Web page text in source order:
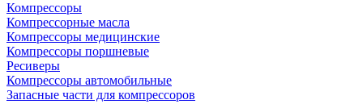
Компрессоры
Компрессорные масла
Компрессоры медицинские
Компрессоры поршневые
Ресиверы
Компрессоры автомобильные
Запасные части для компрессоров